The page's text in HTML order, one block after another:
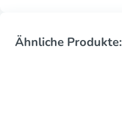
Ähnliche Produkte: